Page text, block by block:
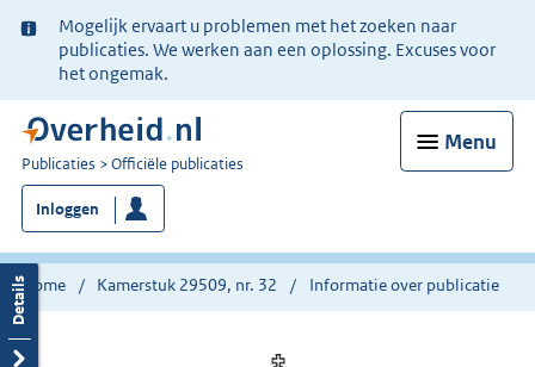
Ter
informatie:
Mogelijk ervaart u problemen met het zoeken naar
publicaties. We werken aan een oplossing. Excuses voor
het ongemak.
Menu
U
bent
nu
hier:
Publicaties Officiële publicaties
Inloggen
Home Kamerstuk 29509, nr. 32 Informatie over publicatie